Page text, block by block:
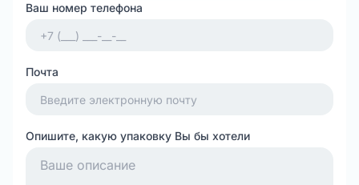
Ваш номер телефона
Почта
Опишите, какую упаковку Вы бы хотели